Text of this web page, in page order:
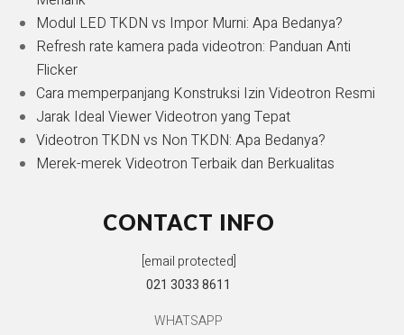
Modul LED TKDN vs Impor Murni: Apa Bedanya?
Refresh rate kamera pada videotron: Panduan Anti
Flicker
Cara memperpanjang Konstruksi Izin Videotron Resmi
Jarak Ideal Viewer Videotron yang Tepat
Videotron TKDN vs Non TKDN: Apa Bedanya?
Merek-merek Videotron Terbaik dan Berkualitas
CONTACT INFO
[email protected]
021 3033 8611
WHATSAPP